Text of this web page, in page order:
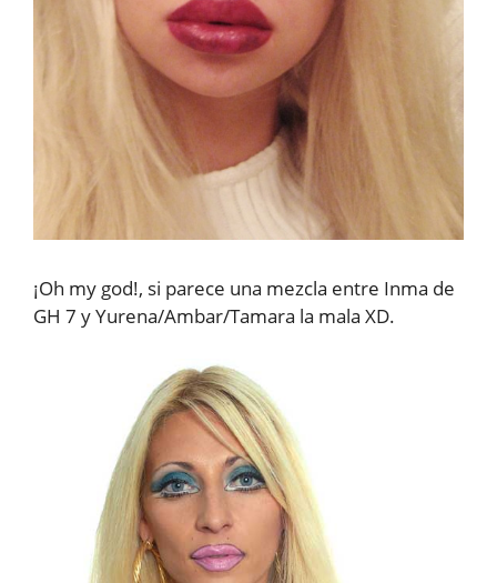
¡Oh my god!, si parece una mezcla entre Inma de
GH 7 y Yurena/Ambar/Tamara la mala XD.